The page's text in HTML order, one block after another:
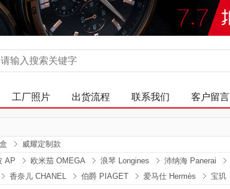
工厂照片 出货流程 联系我们 客户留言
威耀定制款
AP 欧米茄 OMEGA 浪琴 Longines 沛纳海 Panerai
香奈儿 CHANEL 伯爵 PIAGET 爱马仕 Hermès
宝玑